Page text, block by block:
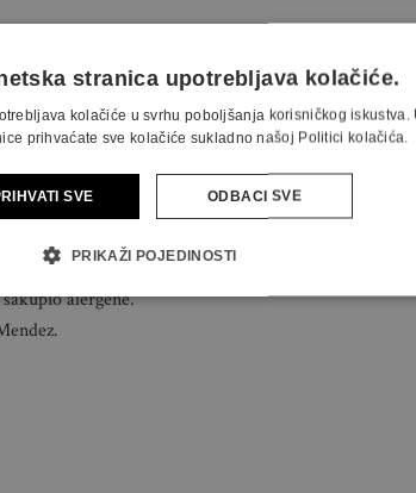
vlažnom
koji nisu
alergene.
stranica upotrebljava kolačiće.
kolačiće u svrhu poboljšanja korisničkog iskustva.
prihvaćate sve kolačiće sukladno našoj Politici kolačića.
SVE ODBACI SVE
PRIKAŽI POJEDINOSTI